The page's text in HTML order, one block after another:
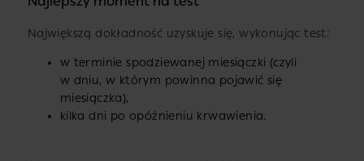
Największą dokładność uzyskuje się, wykonując test:
w terminie spodziewanej miesiączki (czyli
w dniu, w którym powinna pojawić się
miesiączka),
kilka dni po opóźnieniu krwawienia.